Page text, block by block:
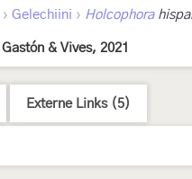
› Gelechiini › Holcophora
Gastón & Vives, 2021
Externe Links (5)